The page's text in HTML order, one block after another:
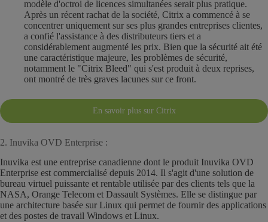
modèle d'octroi de licences simultanées serait plus pratique.
Après un récent rachat de la société, Citrix a commencé à se
concentrer uniquement sur ses plus grandes entreprises clientes,
a confié l'assistance à des distributeurs tiers et a
considérablement augmenté les prix. Bien que la sécurité ait été
une caractéristique majeure, les problèmes de sécurité,
notamment le "Citrix Bleed" qui s'est produit à deux reprises,
ont montré de très graves lacunes sur ce front.
En savoir plus sur Citrix
2. Inuvika OVD Enterprise :
Inuvika est une entreprise canadienne dont le produit Inuvika OVD
Enterprise est commercialisé depuis 2014. Il s'agit d'une solution de
bureau virtuel puissante et rentable utilisée par des clients tels que la
NASA, Orange Telecom et Dassault Systèmes. Elle se distingue par
une architecture basée sur Linux qui permet de fournir des applications
et des postes de travail Windows et Linux.